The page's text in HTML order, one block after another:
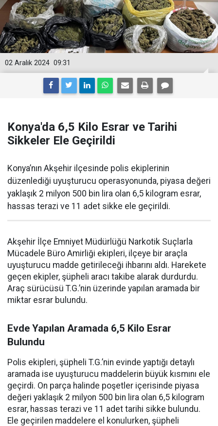
09:31
02 Aralık 2024
Konya'da 6,5 Kilo Esrar ve Tarihi
Sikkeler Ele Geçirildi
Konya’nın Akşehir ilçesinde polis ekiplerinin
düzenlediği uyuşturucu operasyonunda, piyasa değeri
yaklaşık 2 milyon 500 bin lira olan 6,5 kilogram esrar,
hassas terazi ve 11 adet sikke ele geçirildi.
Akşehir İlçe Emniyet Müdürlüğü Narkotik Suçlarla
Mücadele Büro Amirliği ekipleri, ilçeye bir araçla
uyuşturucu madde getirileceği ihbarını aldı. Harekete
geçen ekipler, şüpheli aracı takibe alarak durdurdu.
Araç sürücüsü T.G.’nin üzerinde yapılan aramada bir
miktar esrar bulundu.
Evde Yapılan Aramada 6,5 Kilo Esrar
Bulundu
Polis ekipleri, şüpheli T.G.’nin evinde yaptığı detaylı
aramada ise uyuşturucu maddelerin büyük kısmını ele
geçirdi. On parça halinde poşetler içerisinde piyasa
değeri yaklaşık 2 milyon 500 bin lira olan 6,5 kilogram
esrar, hassas terazi ve 11 adet tarihi sikke bulundu.
Ele geçirilen maddelere el konulurken, şüpheli